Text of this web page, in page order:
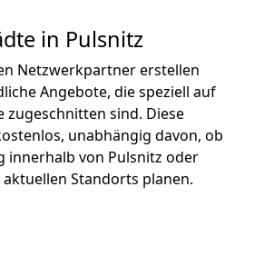
in Pulsnitz
Netzwerkpartner erstellen
Angebote, die speziell auf
zugeschnitten sind. Diese
unabhängig davon, ob
innerhalb von Pulsnitz oder
Standorts planen.